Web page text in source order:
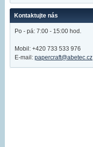
Kontaktujte nás
Po - pá: 7:00 - 15:00 hod.
Mobil: +420 733 533 976
E-mail: papercraft@abetec.cz